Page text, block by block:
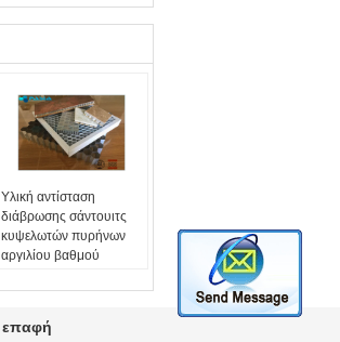
Υλική αντίσταση
διάβρωσης σάντουιτς
κυψελωτών πυρήνων
αργιλίου βαθμού
Υλικό:5052
Thinkness:
επαφή